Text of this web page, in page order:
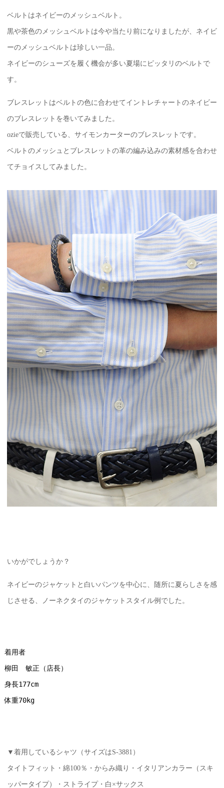
ベルトはネイビーのメッシュベルト。
黒や茶色のメッシュベルトは今や当たり前になりましたが、ネイビ
ーのメッシュベルトは珍しい一品。
ネイビーのシューズを履く機会が多い夏場にピッタリのベルトで
す。
ブレスレットはベルトの色に合わせてイントレチャートのネイビー
のブレスレットを巻いてみました。
ozieで販売している、サイモンカーターのブレスレットです。
ベルトのメッシュとブレスレットの革の編み込みの素材感を合わせ
てチョイスしてみました。
いかがでしょうか？
ネイビーのジャケットと白いパンツを中心に、随所に夏らしさを感
じさせる、ノーネクタイのジャケットスタイル例でした。
着用者
柳田　敏正（店長）
身長177cm
体重70kg
▼着用しているシャツ（サイズはS-3881）
タイトフィット・綿100％・からみ織り・イタリアンカラー（スキ
ッパータイプ）・ストライプ・白×サックス